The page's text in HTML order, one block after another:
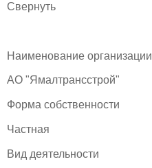
Свернуть
Наименование организации
АО "Ямалтрансстрой"
Форма собственности
Частная
Вид деятельности